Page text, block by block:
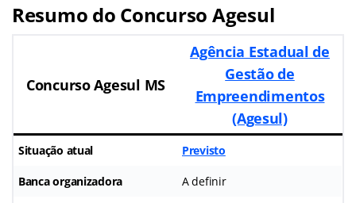
Resumo do Concurso Agesul
Concurso Agesul MS
Agência Estadual de
Gestão de
Empreendimentos
(Agesul)
Situação atual Previsto
Banca organizadora A definir